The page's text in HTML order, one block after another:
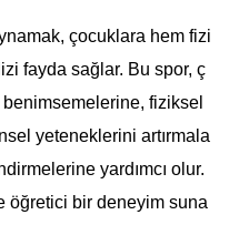
çocuklara hem fizi
fayda sağlar. Bu spor, ç
benimsemelerine, fiziksel
yeteneklerini artırmala
yardımcı olur.
öğretici bir deneyim suna